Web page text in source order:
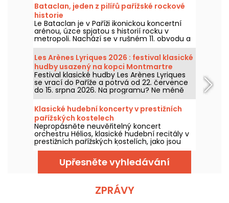
Bataclan, jeden z pilířů pařížské rockové
historie
Le Bataclan je v Paříži ikonickou koncertní
arénou, úzce spjatou s historií rocku v
metropoli. Nachází se v rušném 11. obvodu a
zůstává ikonickým místem pařížské hudební
scény.
Les Arènes Lyriques 2026 : festival klasické
hudby usazený na kopci Montmartre
Festival klasické hudby Les Arènes Lyriques
se vrací do Paříže a potrvá od 22. července
do 15. srpna 2026. Na programu? Ne méně
než 16 koncertů v Arénách Montmartru,
idylickí prostředí pro poslech největších
klasik.
Klasické hudební koncerty v prestižních
pařížských kostelech
Nepropásněte neuvěřitelný koncert
orchestru Hélios, klasické hudební recitály v
prestižních pařížských kostelích, jako jsou
Église de la Madeleine, Église Saint-Germain-
des-Prés a Église Saint-Philippe-du-Roule, až
do prosince 2026.
Upřesněte vyhledávání
ZPRÁVY